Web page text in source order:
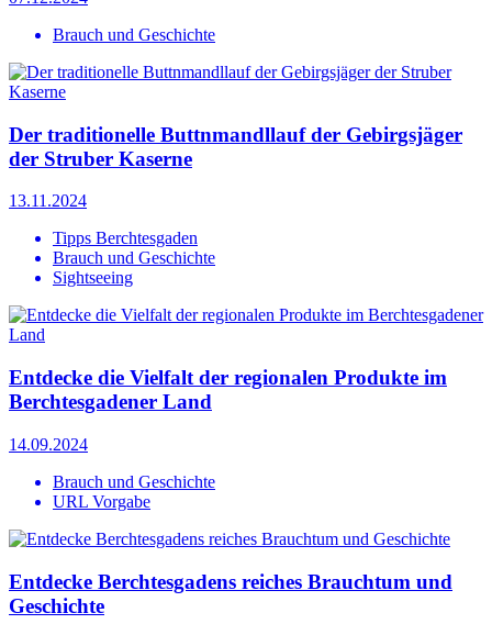
Brauch und Geschichte
Der traditionelle Buttnmandllauf der Gebirgsjäger
der Struber Kaserne
13.11.2024
Tipps Berchtesgaden
Brauch und Geschichte
Sightseeing
Entdecke die Vielfalt der regionalen Produkte im
Berchtesgadener Land
14.09.2024
Brauch und Geschichte
URL Vorgabe
Entdecke Berchtesgadens reiches Brauchtum und
Geschichte